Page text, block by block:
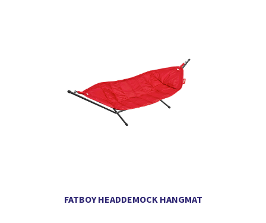
FATBOY HEADDEMOCK HANGMAT